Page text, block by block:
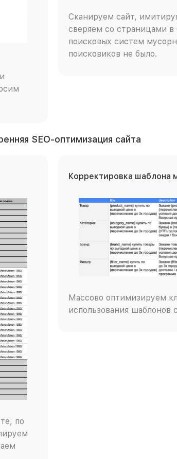
Сканируем сайт,
сверяем со страницами в
поисковых систем
поисковиков не было.
SEO-оптимизация сайта
по
Корректировка шаблона
Массово оптимизируем
использования шаблонов